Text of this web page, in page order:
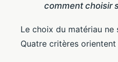
comment choisir
Le choix du matériau ne
Quatre critères